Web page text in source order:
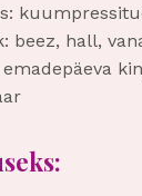
beez, hall,